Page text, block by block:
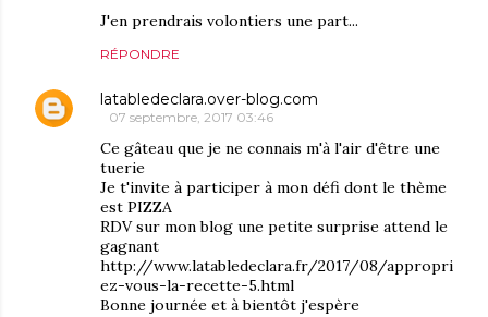
J'en prendrais volontiers une part...
RÉPONDRE
latabledeclara.over-blog.com
07 septembre, 2017 03:46
Ce gâteau que je ne connais m'à l'air d'être une
tuerie
Je t'invite à participer à mon défi dont le thème
est PIZZA
RDV sur mon blog une petite surprise attend le
gagnant
http://www.latabledeclara.fr/2017/08/appropri
ez-vous-la-recette-5.html
Bonne journée et à bientôt j'espère